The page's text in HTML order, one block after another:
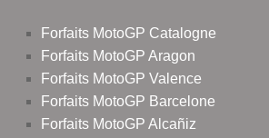
Forfaits MotoGP Catalogne
Forfaits MotoGP Aragon
Forfaits MotoGP Valence
Forfaits MotoGP Barcelone
Forfaits MotoGP Alcañiz